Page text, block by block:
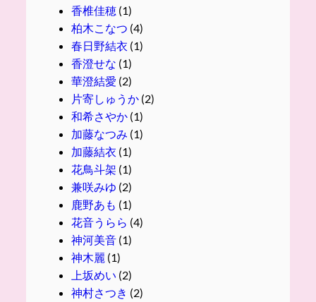
香椎佳穂(1)
柏木こなつ (4)
春日野結衣 (1)
香澄せな (1)
華澄結愛 (2)
片寄しゅうか(2)
和希さやか(1)
加藤なつみ (1)
加藤結衣 (1)
花鳥斗架 (1)
兼咲みゆ (2)
鹿野あも (1)
花音うらら (4)
神河美音(1)
神木麗 (1)
上坂めい (2)
神村さつき (2)